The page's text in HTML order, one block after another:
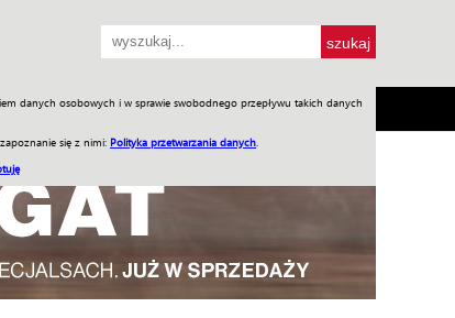
danych osobowych i w sprawie swobodnego przepływu takich danych
się z nimi: Polityka przetwarzania danych
SKLEP Jednodniówki Praca w WIW